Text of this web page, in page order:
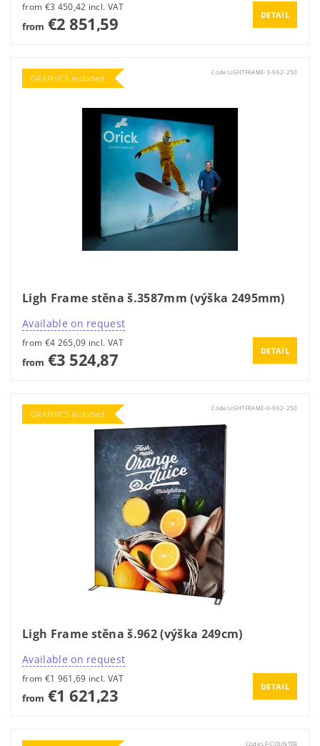
from €3 450,42 incl. VAT
from €2 851,59 DETAIL
GRAPHICS included
Code:LIGHTFRAME-3-962-250
Ligh Frame stěna š.3587mm (výška 2495mm)
Available on request
from €4 265,09 incl. VAT
from €3 524,87 DETAIL
GRAPHICS included
Code:LIGHTFRAME-0-962-250
Ligh Frame stěna š.962 (výška 249cm)
Available on request
from €1 961,69 incl. VAT
from €1 621,23 DETAIL
Code:LF-COUNTER